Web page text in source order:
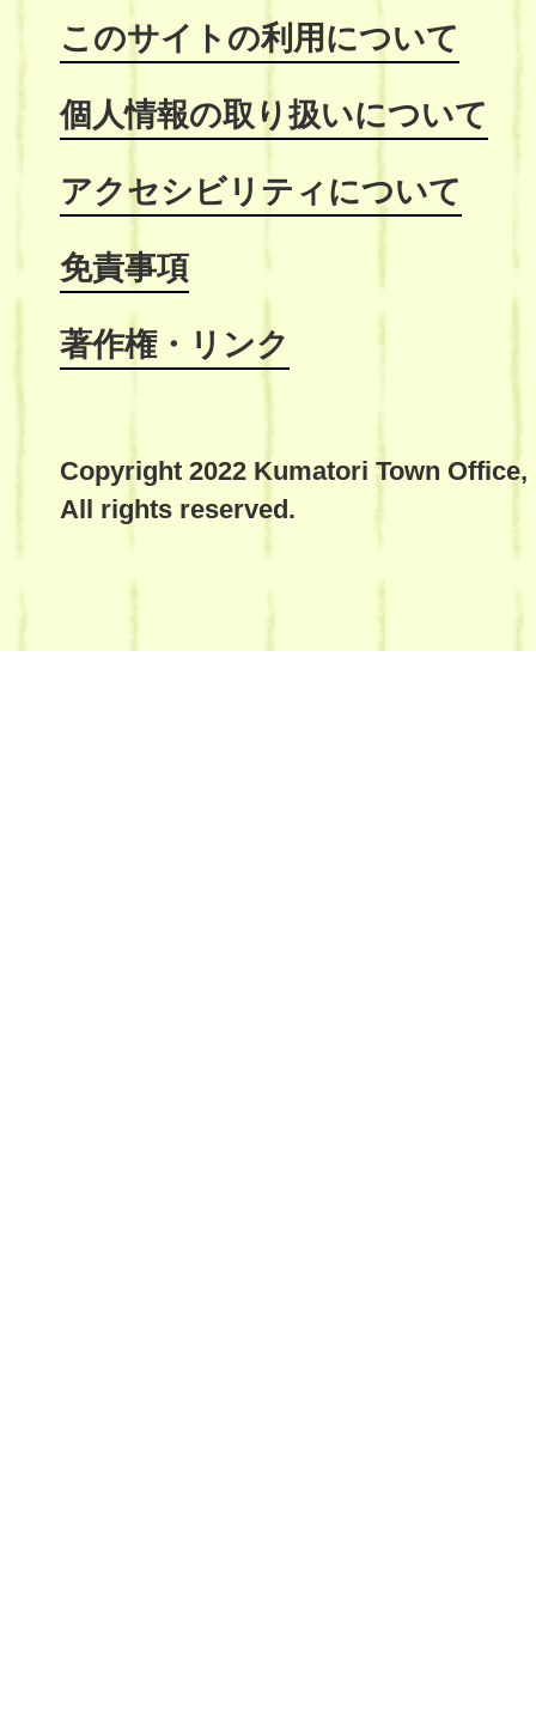
このサイトの利用について
個人情報の取り扱いについて
アクセシビリティについて
免責事項
著作権・リンク
Copyright 2022 Kumatori Town Office,
All rights reserved.